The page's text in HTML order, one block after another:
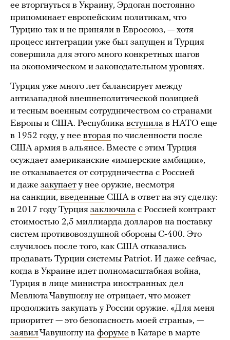
ее вторгнуться в Украину, Эрдоган постоянно
припоминает европейским политикам, что
Турцию так и не приняли в Евросоюз, — хотя
процесс интеграции уже был запущен и Турция
совершила для этого много конкретных шагов
на экономическом и законодательном уровнях.
Турция уже много лет балансирует между
антизападной внешнеполитической позицией
и тесным военным сотрудничеством со странами
Европы и США. Республика вступила в НАТО еще
в 1952 году, у нее вторая по численности после
США армия в альянсе. Вместе с этим Турция
осуждает американские «имперские амбиции»,
не отказывается от сотрудничества с Россией
и даже закупает у нее оружие, несмотря
на санкции, введенные США в ответ на эту сделку:
в 2017 году Турция заключила с Россией контракт
стоимостью 2,5 миллиарда долларов на поставку
систем противовоздушной обороны С-400. Это
случилось после того, как США отказались
продавать Турции системы Patriot. И даже сейчас,
когда в Украине идет полномасштабная война,
Турция в лице министра иностранных дел
Мевлюта Чавушоглу не отрицает, что может
продолжить закупать у России оружие. «Для меня
приоритет — это безопасность моей страны», —
заявилЧавушоглу на форуме в Катаре в марте